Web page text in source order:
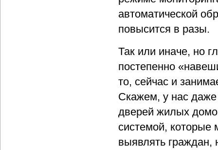
автоматической
повысится в разы.
Так или иначе, но
постепенно
то, сейчас и
Скажем, у нас
дверей жилых
системой, которые
выявлять граждан,